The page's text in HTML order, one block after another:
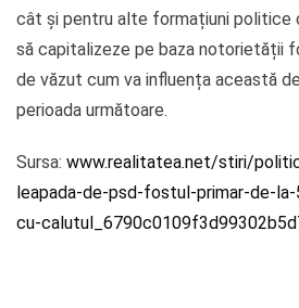
cât și pentru alte formațiuni politice
să capitalizeze pe baza notorietății
de văzut cum va influența această
perioada următoare.
Sursa: www.realitatea.net/stiri/
leapada-de-psd-fostul-primar-de-
cu-